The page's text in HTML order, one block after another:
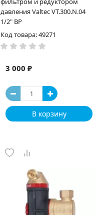
давления Valtec VT.300.N.04
1/2" ВР
Код товара: 49271
3 000 ₽
В корзину